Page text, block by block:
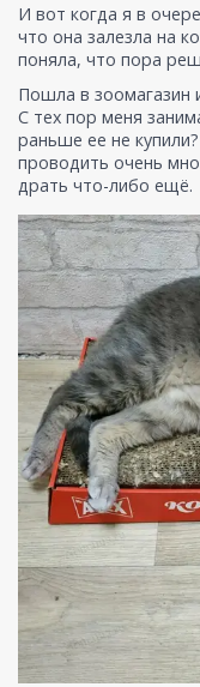
И вот когда я в
что она залезла на
поняла, что пора
Пошла в зоомагазин
С тех пор меня
раньше ее не
проводить очень
драть что-либо ещё.